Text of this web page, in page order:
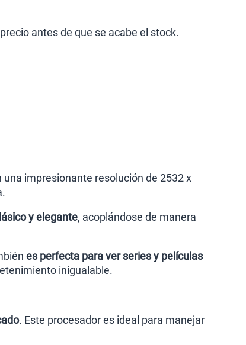
antes de que se acabe el stock.
una impresionante resolución de 2532 x
y elegante, acoplándose de manera
es perfecta para ver series y películas
inigualable.
. Este procesador es ideal para manejar